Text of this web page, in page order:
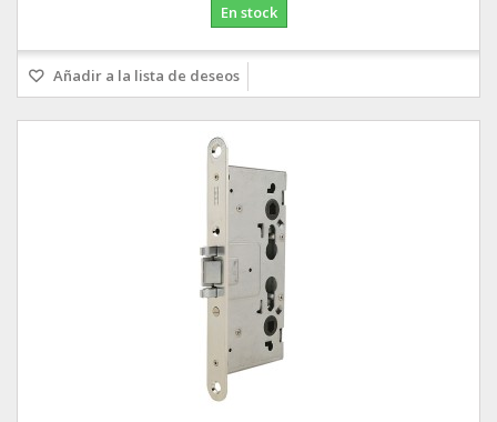
En stock
Añadir a la lista de deseos